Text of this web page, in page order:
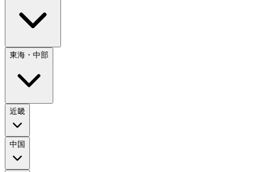
東海・中部
近畿
中国